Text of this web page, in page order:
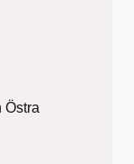
Östra